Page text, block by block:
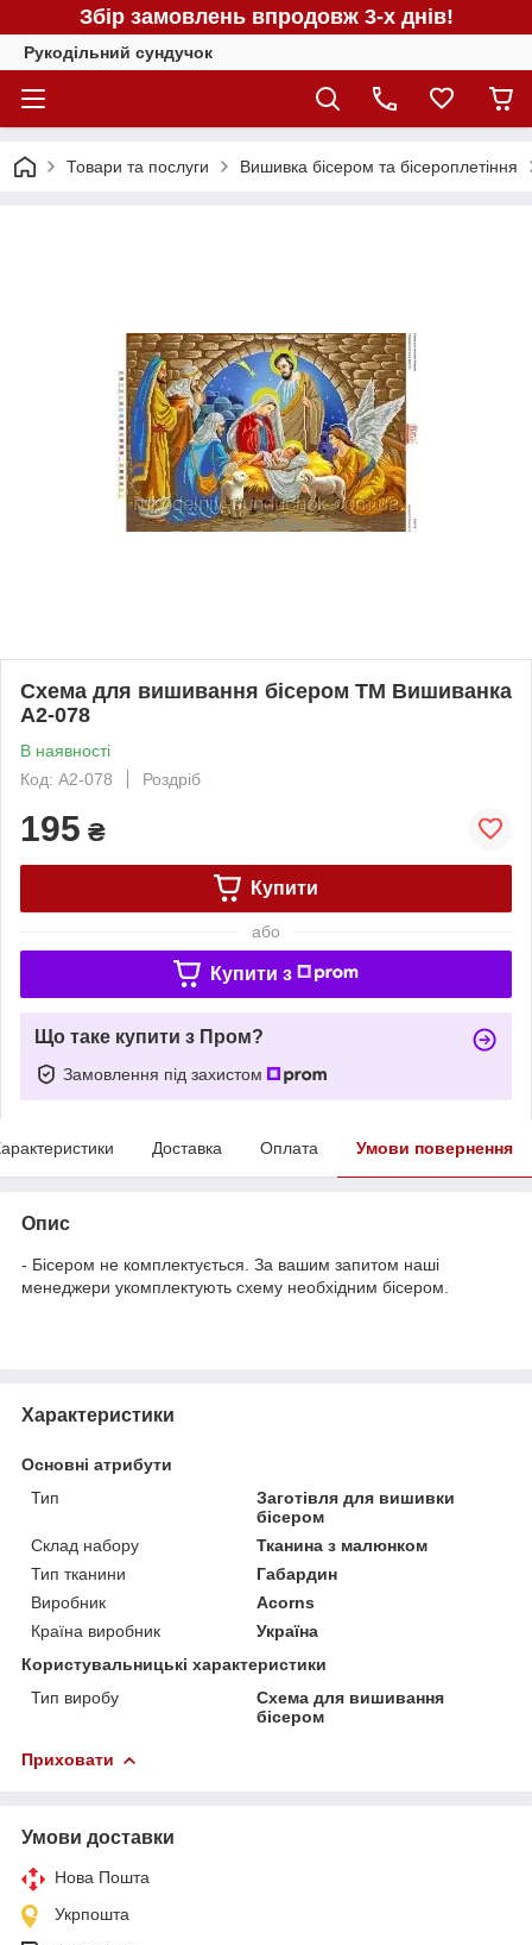
Збір замовлень впродовж 3-х днів!
Рукодільний сундучок
Товари та послуги Вишивка бісером та бісероплетіння
Схема для вишивання бісером ТМ Вишиванка
А2-078
В наявності
Код: А2-078
Роздріб
195 ₴
Купити
або
Купити з
Що таке купити з Пром?
Замовлення під захистом
Доставка Оплата Умови повернення
Опис
- Бісером не комплектується. За вашим запитом наші
менеджери укомплектують схему необхідним бісером.
Характеристики
Основні атрибути
Тип
Заготівля для вишивки
бісером
Склад набору
Тканина з малюнком
Тип тканини
Габардин
Виробник
Acorns
Країна виробник
Україна
Користувальницькі характеристики
Тип виробу
Схема для вишивання
бісером
Приховати
Умови доставки
Нова Пошта
Укрпошта